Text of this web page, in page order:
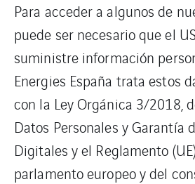
Para acceder a algunos de
puede ser necesario que el
suministre información
Energies España trata estos
con la Ley Orgánica 3/2018,
Datos Personales y Garantía
Digitales y el Reglamento
parlamento europeo y del